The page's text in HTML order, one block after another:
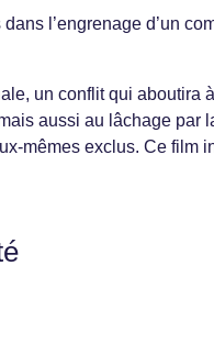
l’engrenage d’un
un conflit qui aboutira
aussi au lâchage par
mêmes exclus. Ce film